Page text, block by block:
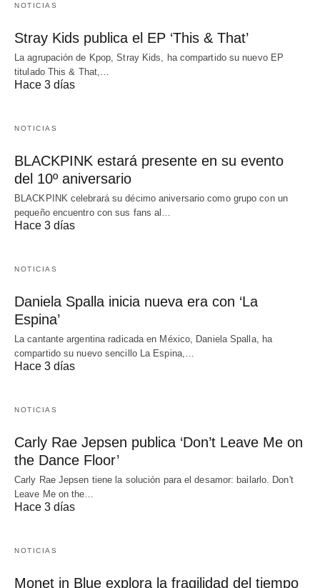
NOTICIAS
Stray Kids publica el EP ‘This & That’
La agrupación de Kpop, Stray Kids, ha compartido su nuevo EP
titulado This & That,…
Hace 3 días
NOTICIAS
BLACKPINK estará presente en su evento
del 10º aniversario
BLACKPINK celebrará su décimo aniversario como grupo con un
pequeño encuentro con sus fans al…
Hace 3 días
NOTICIAS
Daniela Spalla inicia nueva era con ‘La
Espina’
La cantante argentina radicada en México, Daniela Spalla, ha
compartido su nuevo sencillo La Espina,…
Hace 3 días
NOTICIAS
Carly Rae Jepsen publica ‘Don’t Leave Me on
the Dance Floor’
Carly Rae Jepsen tiene la solución para el desamor: bailarlo. Don't
Leave Me on the…
Hace 3 días
NOTICIAS
Monet in Blue explora la fragilidad del tiempo